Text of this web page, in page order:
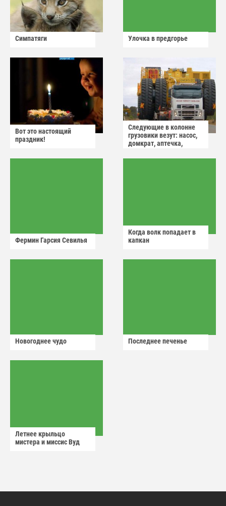
Симпатяги Улочка в предгорье
Вот это настоящий
праздник!
Следующие в колонне
грузовики везут: насос,
домкрат, аптечка,
Фермин Гарсия Севилья
Когда волк попадает в
капкан
Новогоднее чудо Последнее печенье
Летнее крыльцо
мистера и миссис Вуд